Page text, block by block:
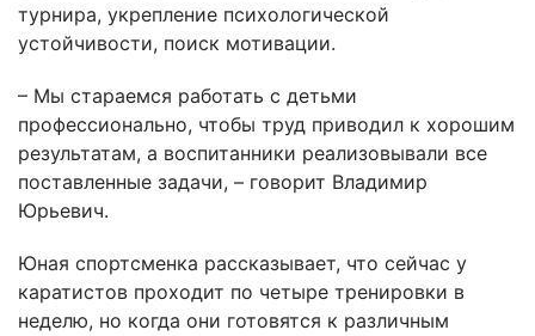
турнира, укрепление психологической
устойчивости, поиск мотивации.
– Мы стараемся работать с детьми
профессионально, чтобы труд приводил к хорошим
результатам, а воспитанники реализовывали все
поставленные задачи, – говорит Владимир
Юрьевич.
Юная спортсменка рассказывает, что сейчас у
каратистов проходит по четыре тренировки в
неделю, но когда они готовятся к различным